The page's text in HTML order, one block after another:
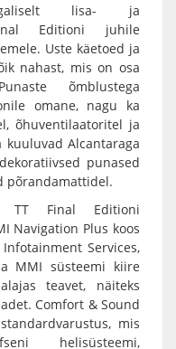
lisa- ja
Editioni juhile
Uste käetoed ja
nahast, mis on osa
õmblustega
omane, nagu ka
õhuventilaatoritel ja
kuuluvad Alcantaraga
punased
põrandamattidel.
TT Final Editioni
Navigation Plus koos
Services,
MMI süsteemi kiire
teavet, näiteks
Comfort & Sound
mis
helisüsteemi,